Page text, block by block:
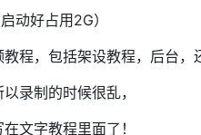
动好占用2G）
程，包括架设教程，后台，
录制的时候很乱，
文字教程里面了！